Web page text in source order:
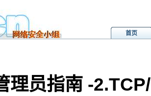
首页
理员指南 -